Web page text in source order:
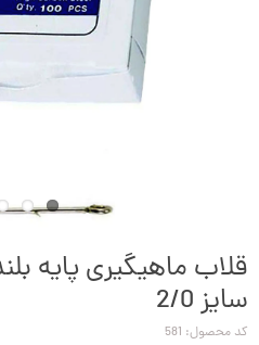
قلاب ماهیگیری پایه
سایز 2/0
کد محصول: 581